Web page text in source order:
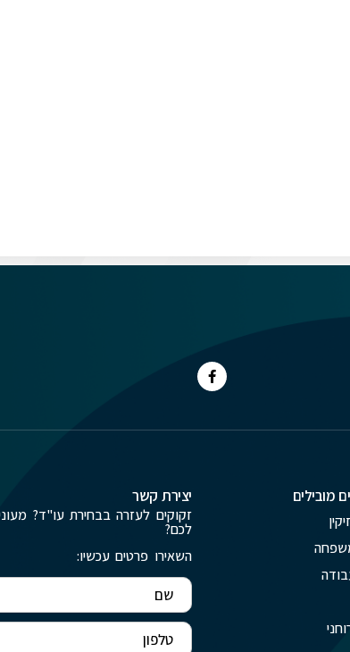
מובילים יצירת קשר
זקוקים לעזרה בבחירת עו"ד?
לכם?
השאירו פרטים עכשיו: